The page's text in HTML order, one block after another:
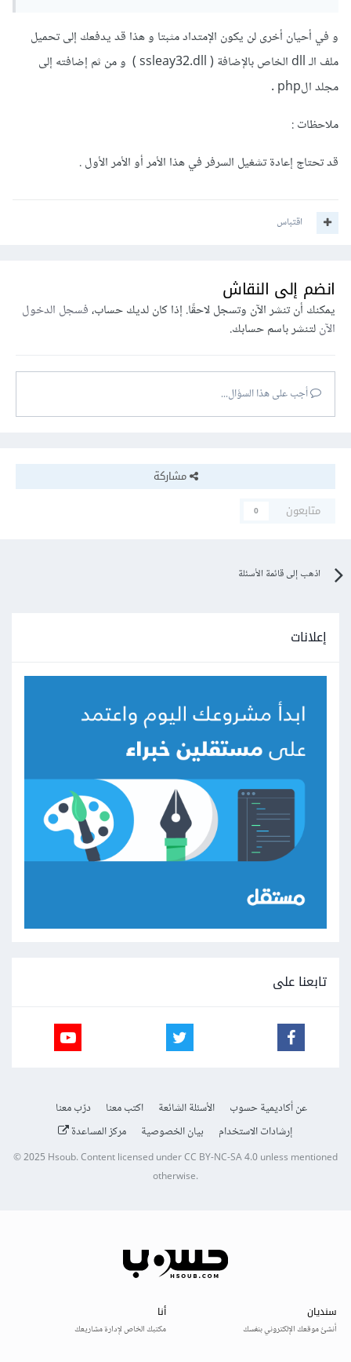
و في أحيان أخرى لن يكون الإمتداد مثبتا و هذا قد يدفعك إلى تحميل
ملف الـ dll الخاص بالإضافة ( ssleay32.dll ) و من ثم إضافته إلى
مجلد الphp .
ملاحظات :
قد تحتاج إعادة تشغيل السرفر في هذا الأمر أو الأمر الأول .
اقتباس
انضم إلى النقاش
يمكنك أن تنشر الآن وتسجل لاحقًا. إذا كان لديك حساب،فسجل الدخول
الآنلتنشر باسم حسابك.
أجب على هذا السؤال...
مشاركة
متابعون
0
اذهب إلى قائمة الأسئلة
إعلانات
تابعنا على
عن أكاديمية حسوب الأسئلة الشائعة اكتب معنا
درّب معنا
إرشادات الاستخدام
بيان الخصوصية مركز المساعدة
© 2025Hsoub.Content licensed underCC BY-NC-SA 4.0unless mentioned
otherwise.